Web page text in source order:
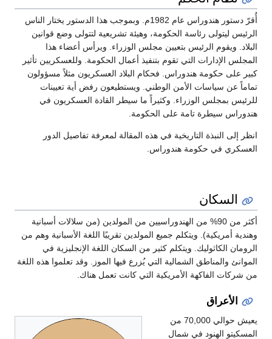
أُقرّ دستور هندوراس عام 1982م. وبموجب هذا الدستور يختار الناس
رئاسة الحكومة، وهيئة تشريعية لتتولى وضع قوانين
ويقوم الرئيس بتعيين مجلس الوزراء. ويرأس أعضاء هذا
التي تقوم بتنفيذ أعمال الحكومة. وللعسكريين تأثير
حكومة هندوراس. فحكام البلاد العسكريون مثلاً مسؤولون
سياسات الأمن الوطني. ويستطيعون رفض أية تعيينات
بمجلس الوزراء. وكثيراً ما سيطر القادة العسكريون في
سيطرة تامة على الحكومة.
النبذة التاريخية في هذه المقالة لمعرفة تفاصيل الدور
في حكومة هندوراس.
أكثر من 90% من الهندوراسيين من المولدين (من سلالات أسبانية
ويتكلم جميع المولدين تقريبًا اللغة الأسبانية وهم من
الكاثوليك. ويتكلم كثير من السكان اللغة الإنجليزية في
والمناطق الشمالية التي يُزرع فيها الموز. وقد تعلموا هذه اللغة
الفاكهة الأمريكية التي كانت تعمل هناك.
يعيش حوالي 70,000 من
الهنود في شمال